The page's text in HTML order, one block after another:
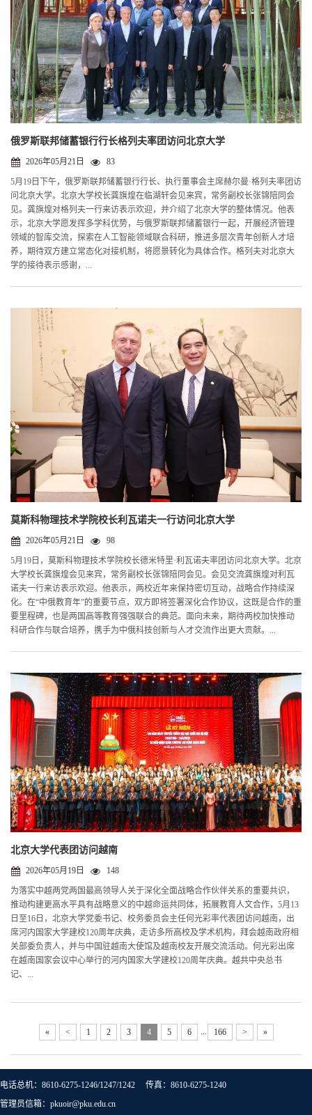
俄罗斯联邦储蓄银行行长格列夫率团访问北京大学
2026年05月21日 83
5月19日下午，俄罗斯联邦储蓄银行行长、执行董事会主席赫尔曼·格列夫率团访
问北京大学。北京大学校长龚旗煌在临湖轩会见来宾，常务副校长张锦陪同会
见。龚旗煌对格列夫一行来访表示欢迎，并介绍了北京大学的整体情况。他表
示，北京大学愿发挥多学科优势，与俄罗斯联邦储蓄银行一起，开展经济管理
领域的智库交流，探索在人工智能领域联合科研，推进多层次青年创新人才培
养，期待双方建立常态化对接机制，将愿景转化为具体合作。格列夫对北京大
学的接待表示感谢，...
莫斯科物理技术学院校长利瓦诺夫一行访问北京大学
2026年05月21日 98
5月19日，莫斯科物理技术学院校长德米特里·利瓦诺夫率团访问北京大学。北京
大学校长龚旗煌会见来宾，常务副校长张锦陪同会见。会见交流龚旗煌对利瓦
诺夫一行来访表示欢迎。他表示，两校近年来保持密切互动，战略合作持续深
化。在“中俄教育年”的重要节点，双方即将签署深化合作协议，这既是合作的重
要里程碑，也是两国高等教育强强联合的典范。面向未来，期待两校加快推动
科研合作与联合培养，携手为中俄科技创新与人才交流作出更大贡献。...
北京大学代表团访问越南
2026年05月19日 148
为落实中越两党两国最高领导人关于深化全面战略合作伙伴关系的重要共识，
推动构建更高水平具有战略意义的中越命运共同体，拓展教育人文合作，5月13
日至16日，北京大学党委书记、校务委员会主任何光彩率代表团访问越南，出
席河内国家大学建校120周年庆典，走访多所高校及学术机构，拜会越南政府相
关部委负责人，并与中国驻越南大使馆及越南校友开展交流活动。何光彩出席
在越南国家会议中心举行的河内国家大学建校120周年庆典。越共中央总书
记、...
« < 1 2 3 4 5 6 166 > »
电话总机：8610-6275-1246/1247/1242 传真：8610-6275-1240
管理员信箱：pkuoir@pku.edu.cn